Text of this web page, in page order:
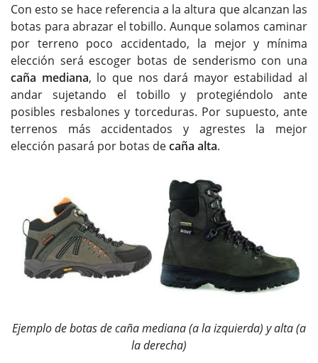
Con esto se hace referencia a la altura que alcanzan las
botas para abrazar el tobillo. Aunque solamos caminar
por terreno poco accidentado, la mejor y mínima
elección será escoger botas de senderismo con una
caña mediana, lo que nos dará mayor estabilidad al
andar sujetando el tobillo y protegiéndolo ante
posibles resbalones y torceduras. Por supuesto, ante
terrenos más accidentados y agrestes la mejor
elección pasará por botas decaña alta.
Ejemplo de botas de caña mediana (a la izquierda) y alta (a
la derecha)